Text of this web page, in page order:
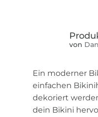
von
Ein moderner
einfachen
dekoriert
dein Bikini